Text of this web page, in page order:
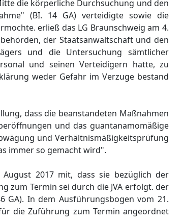
die körperliche Durchsuchung und den
(BI. 14 GA) verteidigte sowie die
erließ das LG Braunschweig am 4.
der Staatsanwaltschaft und den
und die Untersuchung sämtlicher
und seinen Verteidigern hatte, zu
weder Gefahr im Verzuge bestand
dass die beanstandeten Maßnahmen
und das guantanamomäßige
und Verhältnismäßigkeitsprüfung
immer so gemacht wird".
2017 mit, dass sie bezüglich der
zum Termin sei durch die JVA erfolgt. der
GA). In dem Ausführungsbogen vom 21.
die Zuführung zum Termin angeordnet